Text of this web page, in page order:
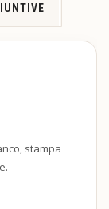
stampa